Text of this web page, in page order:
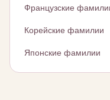
Французские
Корейские фамилии
Японские фамилии